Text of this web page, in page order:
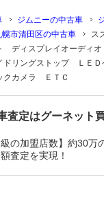
ジムニーの中古車
市清田区の中古車
ス
ディスプレイオーディ
リングストップ ＬＥＤ
クカメラ ＥＴＣ
査定はグーネット
級の加盟店数】約30万
査定を実現！